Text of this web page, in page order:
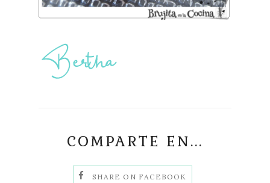
COMPARTE EN...
SHARE ON FACEBOOK